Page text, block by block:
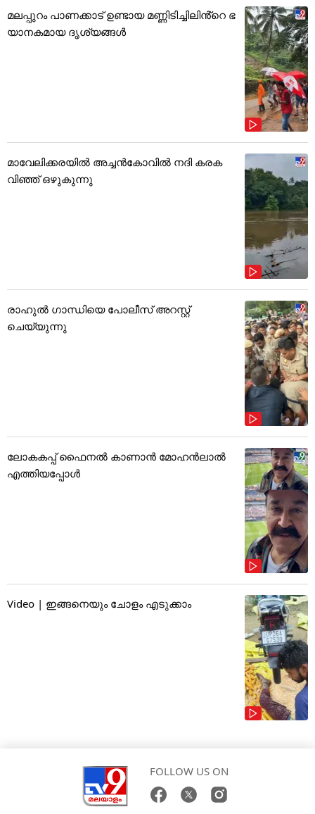
മലപ്പുറം പാണക്കാട് ഉണ്ടായ മണ്ണിടിച്ചിലിൻ്റെ ഭ
യാനകമായ ദൃശ്യങ്ങൾ
മാവേലിക്കരയിൽ അച്ചൻകോവിൽ നദി കരക
വിഞ്ഞ് ഒഴുകുന്നു
രാഹുൽ ഗാന്ധിയെ പോലീസ് അറസ്റ്റ്
ചെയ്യുന്നു
ലോകകപ്പ് ഫൈനൽ കാണാൻ മോഹൻലാൽ
എത്തിയപ്പോൾ
Video | ഇങ്ങനെയും ചോളം എടുക്കാം
FOLLOW US ON